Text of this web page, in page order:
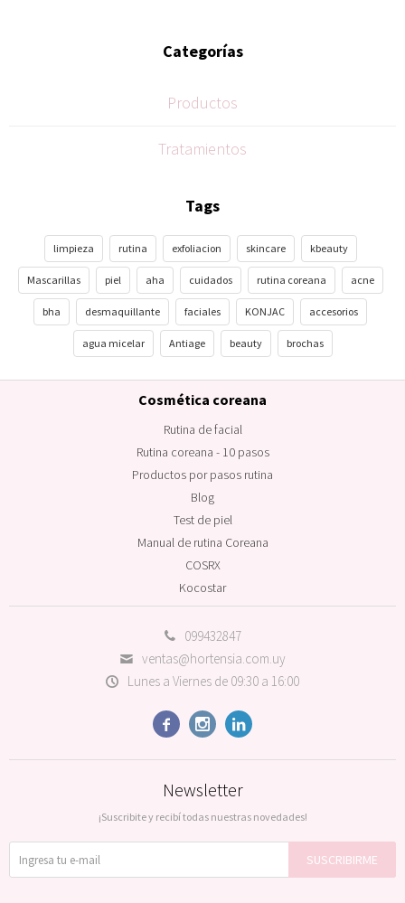
Categorías
Productos
Tratamientos
Tags
limpieza rutina exfoliacion skincare kbeauty
Mascarillas piel aha cuidados rutina coreana acne
bha desmaquillante faciales KONJAC accesorios
agua micelar Antiage beauty brochas
099432847
ventas@hortensia.com.uy
Lunes a Viernes de 09:30 a 16:00
  
Cosmética coreana
Rutina de facial
Rutina coreana - 10 pasos
Productos por pasos rutina
Blog
Test de piel
Manual de rutina Coreana
COSRX
Kocostar
Newsletter
¡Suscribite y recibí todas nuestras novedades!
SUSCRIBIRME